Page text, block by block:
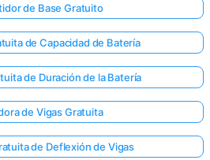
de Base Gratuito
de Capacidad de Batería
de Duración de la Batería
de Vigas Gratuita
de Deflexión de Vigas